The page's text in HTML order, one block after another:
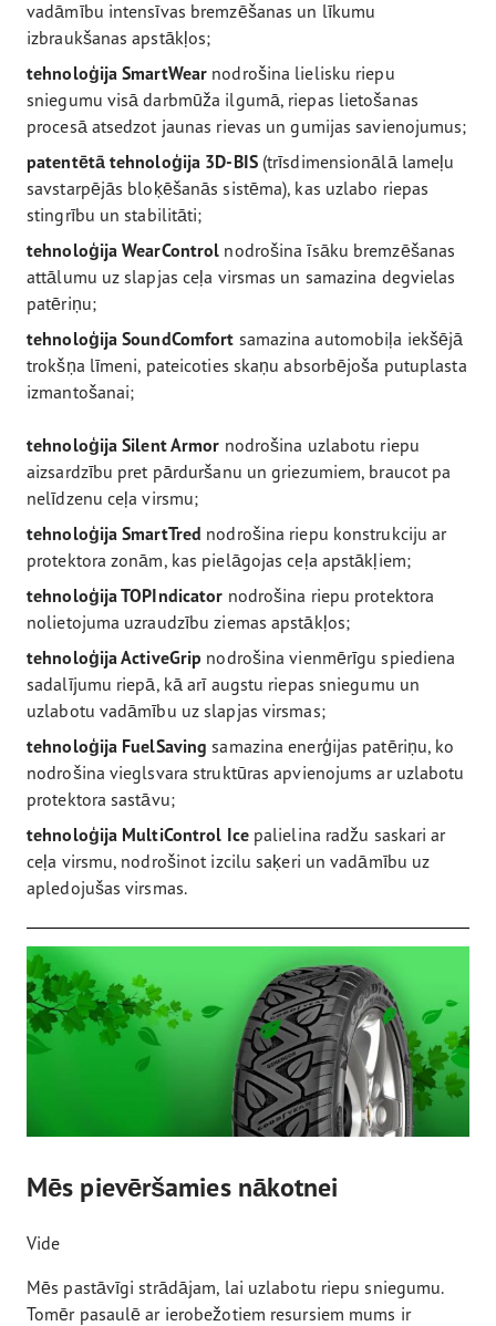
vadāmību intensīvas bremzēšanas un līkumu
izbraukšanas apstākļos;
tehnoloģija SmartWear nodrošina lielisku riepu
sniegumu visā darbmūža ilgumā, riepas lietošanas
procesā atsedzot jaunas rievas un gumijas savienojumus;
patentētā tehnoloģija 3D-BIS(trīsdimensionālā lameļu
savstarpējās bloķēšanās sistēma), kas uzlabo riepas
stingrību un stabilitāti;
tehnoloģija WearControl nodrošina īsāku bremzēšanas
attālumu uz slapjas ceļa virsmas un samazina degvielas
patēriņu;
tehnoloģija SoundComfort samazina automobiļa iekšējā
trokšņa līmeni, pateicoties skaņu absorbējoša putuplasta
izmantošanai;
tehnoloģija Silent Armor nodrošina uzlabotu riepu
aizsardzību pret pārduršanu un griezumiem, braucot pa
nelīdzenu ceļa virsmu;
tehnoloģija SmartTred nodrošina riepu konstrukciju ar
protektora zonām, kas pielāgojas ceļa apstākļiem;
tehnoloģija TOPIndicator nodrošina riepu protektora
nolietojuma uzraudzību ziemas apstākļos;
tehnoloģija ActiveGrip nodrošina vienmērīgu spiediena
sadalījumu riepā, kā arī augstu riepas sniegumu un
uzlabotu vadāmību uz slapjas virsmas;
tehnoloģija FuelSaving samazina enerģijas patēriņu, ko
nodrošina vieglsvara struktūras apvienojums ar uzlabotu
protektora sastāvu;
tehnoloģija MultiControl Icepalielina radžu saskari ar
ceļa virsmu, nodrošinot izcilu saķeri un vadāmību uz
apledojušas virsmas.
Mēs pievēršamies nākotnei
Vide
Mēs pastāvīgi strādājam, lai uzlabotu riepu sniegumu.
Tomēr pasaulē ar ierobežotiem resursiem mums ir